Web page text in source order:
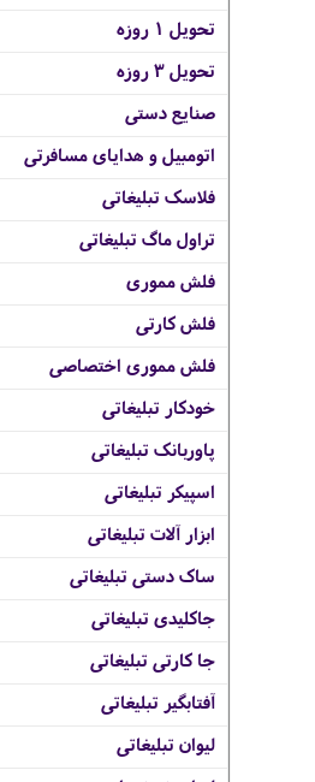
تحویل 1 روزه
تحویل 3 روزه
صنایع دستی
اتومبیل و هدایای مسافرتی
فلاسک تبلیغاتی
تراول ماگ تبلیغاتی
فلش مموری
فلش کارتی
فلش مموری اختصاصی
خودکار تبلیغاتی
پاوربانک تبلیغاتی
اسپیکر تبلیغاتی
ابزار آلات تبلیغاتی
ساک دستی تبلیغاتی
جاکلیدی تبلیغاتی
جا کارتی تبلیغاتی
آفتابگیر تبلیغاتی
لیوان تبلیغاتی